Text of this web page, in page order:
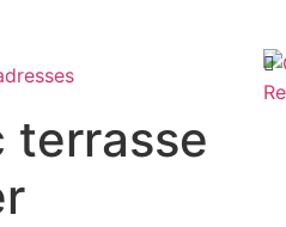
terrasse